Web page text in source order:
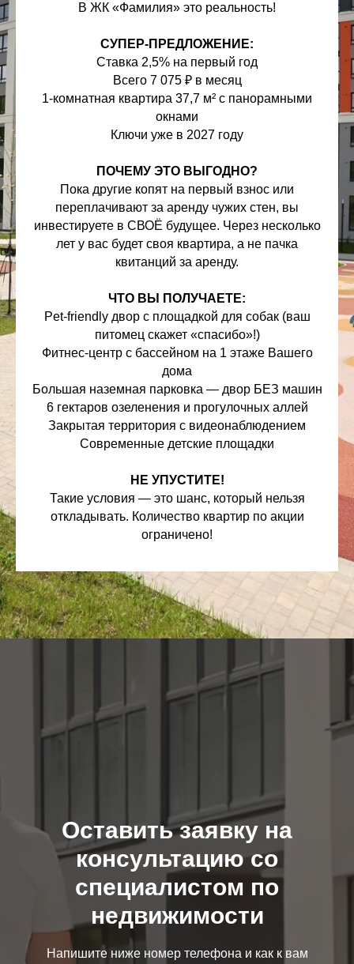
В ЖК «Фамилия» это реальность!
СУПЕР-ПРЕДЛОЖЕНИЕ:
Ставка 2,5% на первый год
Всего 7 075 ₽ в месяц
1-комнатная квартира 37,7 м² с панорамными
окнами
Ключи уже в 2027 году
ПОЧЕМУ ЭТО ВЫГОДНО?
Пока другие копят на первый взнос или
переплачивают за аренду чужих стен, вы
инвестируете в СВОЁ будущее. Через несколько
лет у вас будет своя квартира, а не пачка
квитанций за аренду.
ЧТО ВЫ ПОЛУЧАЕТЕ:
Pet-friendly двор с площадкой для собак (ваш
питомец скажет «спасибо»!)
Фитнес-центр с бассейном на 1 этаже Вашего
дома
Большая наземная парковка — двор БЕЗ машин
6 гектаров озеленения и прогулочных аллей
Закрытая территория с видеонаблюдением
Современные детские площадки
НЕ УПУСТИТЕ!
Такие условия — это шанс, который нельзя
откладывать. Количество квартир по акции
ограничено!
Оставить заявку на
консультацию со
специалистом по
недвижимости
Напишите ниже номер телефона и как к вам